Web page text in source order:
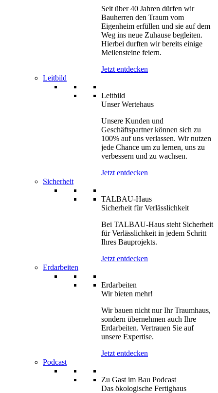
Seit über 40 Jahren dürfen wir
Bauherren den Traum vom
Eigenheim erfüllen und sie auf dem
Weg ins neue Zuhause begleiten.
Hierbei durften wir bereits einige
Meilensteine feiern.
Jetzt entdecken
Leitbild
Leitbild
Unser Wertehaus
Unsere Kunden und
Geschäftspartner können sich zu
100% auf uns verlassen. Wir nutzen
jede Chance um zu lernen, uns zu
verbessern und zu wachsen.
Jetzt entdecken
Sicherheit
TALBAU-Haus
Sicherheit für Verlässlichkeit
Bei TALBAU‑Haus steht Sicherheit
für Verlässlichkeit in jedem Schritt
Ihres Bauprojekts.
Jetzt entdecken
Erdarbeiten
Erdarbeiten
Wir bieten mehr!
Wir bauen nicht nur Ihr Traumhaus,
sondern übernehmen auch Ihre
Erdarbeiten. Vertrauen Sie auf
unsere Expertise.
Jetzt entdecken
Podcast
Zu Gast im Bau Podcast
Das ökologische Fertighaus